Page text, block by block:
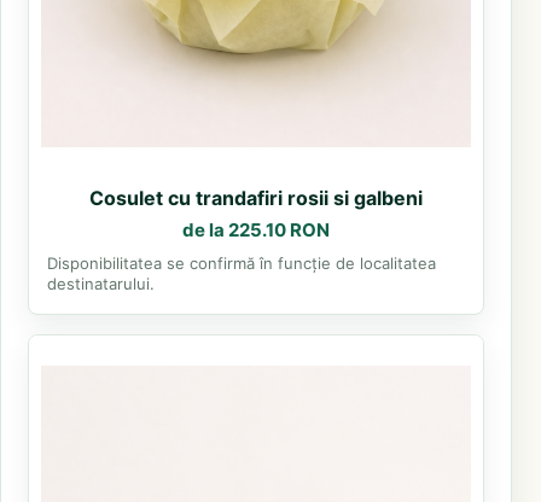
Cosulet cu trandafiri rosii si galbeni
de la 225.10 RON
Disponibilitatea se confirmă în funcție de localitatea
destinatarului.